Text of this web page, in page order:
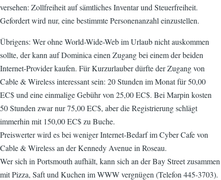
versehen: Zollfreiheit auf sämtliches Inventar und Steuerfreiheit.
Gefordert wird nur, eine bestimmte Personenanzahl einzustellen.
Übrigens: Wer ohne World-Wide-Web im Urlaub nicht auskommen
sollte, der kann auf Dominica einen Zugang bei einem der beiden
Internet-Provider kaufen. Für Kurzurlauber dürfte der Zugang von
Cable & Wireless interessant sein: 20 Stunden im Monat für 50,00
EC$ und eine einmalige Gebühr von 25,00 EC$. Bei Marpin kosten
50 Stunden zwar nur 75,00 EC$, aber die Registrierung schlägt
immerhin mit 150,00 EC$ zu Buche.
Preiswerter wird es bei weniger Internet-Bedarf im Cyber Cafe von
Cable & Wireless an der Kennedy Avenue in Roseau.
Wer sich in Portsmouth aufhält, kann sich an der Bay Street zusammen
mit Pizza, Saft und Kuchen im WWW vergnügen (Telefon 445-3703).